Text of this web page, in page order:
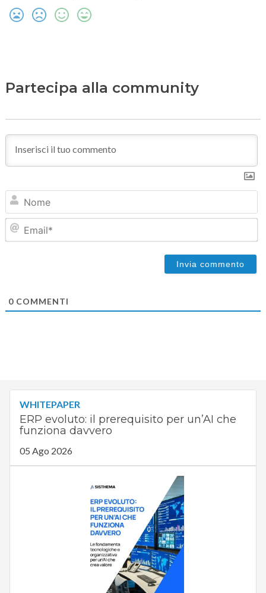
Partecipa alla community
0COMMENTI
WHITEPAPER
ERP evoluto: il prerequisito per un’AI che
funziona davvero
05 Ago 2026